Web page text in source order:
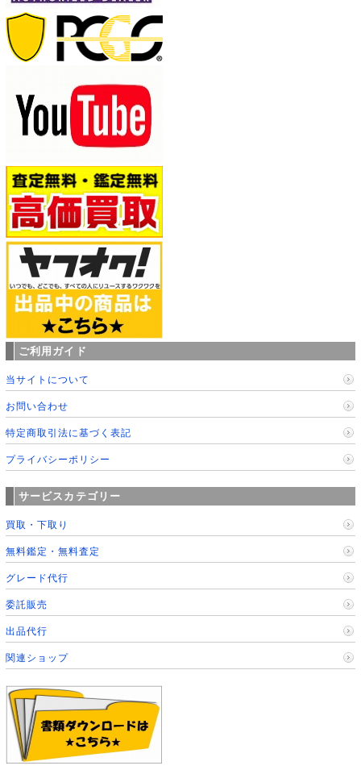
ご利用ガイド
当サイトについて
お問い合わせ
特定商取引法に基づく表記
プライバシーポリシー
サービスカテゴリー
買取・下取り
無料鑑定・無料査定
グレード代行
委託販売
出品代行
関連ショップ